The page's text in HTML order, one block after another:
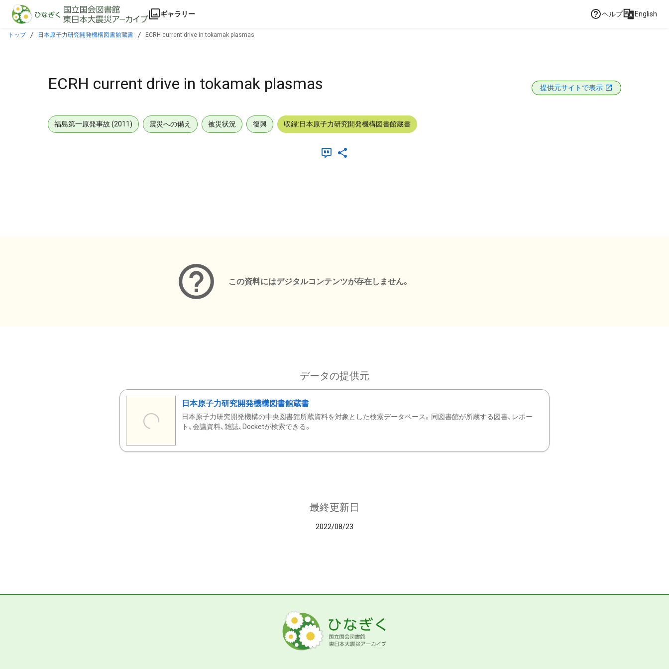
本文に飛ぶ
ギャラリー ヘルプ English
トップ 日本原子力研究開発機構図書館蔵書 ECRH current drive in tokamak plasmas
ECRH current drive in tokamak plasmas 提供元サイトで表示
福島第一原発事故 (2011) 震災への備え 被災状況 復興 収録:日本原子力研究開発機構図書館蔵書
この資料にはデジタルコンテンツが存在しません。
データの提供元
日本原子力研究開発機構図書館蔵書
日本原子力研究開発機構の中央図書館所蔵資料を対象とした検索データベース。同図書館が所蔵する図書、レポー
ト、会議資料、雑誌、Docketが検索できる。
最終更新日
2022/08/23